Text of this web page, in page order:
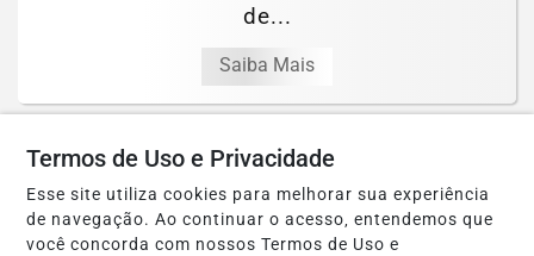
de...
Saiba Mais
MAIS POSTAGENS
Termos de Uso e Privacidade
Esse site utiliza cookies para melhorar sua experiência
de navegação. Ao continuar o acesso, entendemos que
você concorda com nossos Termos de Uso e